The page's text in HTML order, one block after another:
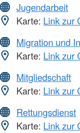
Jugendarbeit
Karte: Link zur
Migration und
Karte: Link zur
Mitgliedschaft
Karte: Link zur
Rettungsdienst
Karte: Link zur